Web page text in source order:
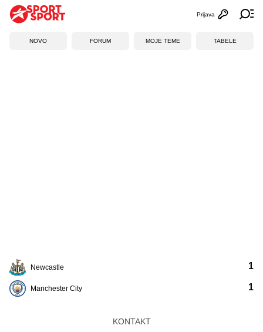
Otvori
Prijava
NOVO FORUM MOJE TEME TABELE
Newcastle
Manchester City
1
1
KONTAKT